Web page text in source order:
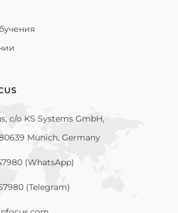
c/o KS Systems GmbH,
Munich, Germany
(WhatsApp)
(Telegram)